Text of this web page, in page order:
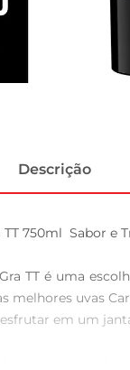
Descrição
750ml  Sabor e
TT é uma
melhores uvas
em um